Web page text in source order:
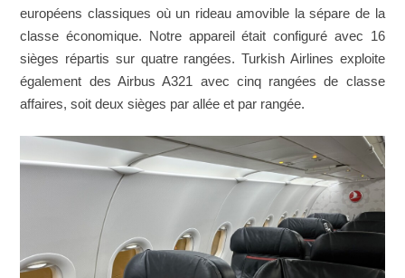
européens classiques où un rideau amovible la sépare de la
classe économique. Notre appareil était configuré avec 16
sièges répartis sur quatre rangées. Turkish Airlines exploite
également des Airbus A321 avec cinq rangées de classe
affaires, soit deux sièges par allée et par rangée.